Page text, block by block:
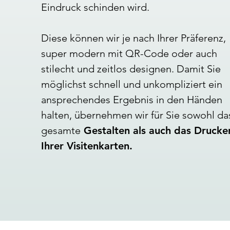
Eindruck schinden wird.
Diese können wir je nach Ihrer Präferenz,
super modern mit QR-Code oder auch
stilecht und zeitlos designen. Damit Sie
möglichst schnell und unkompliziert ein
ansprechendes Ergebnis in den Händen
halten, übernehmen wir für Sie sowohl
gesamte Gestalten als auch das
Ihrer Visitenkarten.